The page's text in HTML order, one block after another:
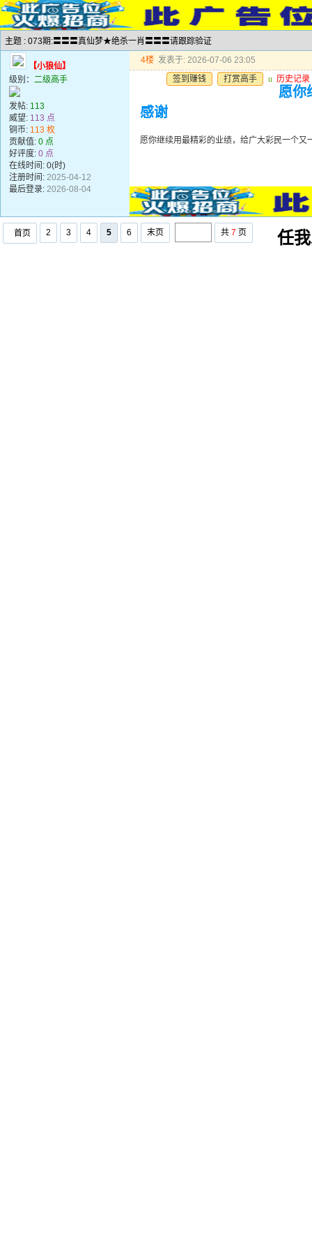
主题 : 073期:〓〓〓真仙梦★绝杀一肖〓〓〓请跟踪验证
【小狼仙】
级别： 二级高手
发帖: 113
威望: 113 点
铜币: 113 枚
贡献值: 0 点
好评度: 0 点
在线时间: 0(时)
注册时间: 2025-04-12
最后登录: 2026-08-04
4楼 发表于: 2026-07-06 23:05
签到赚钱
打赏高手 u 历史记录
愿你
感谢
愿你继续用最精彩的业绩，给广大彩民一个又
首页 2 3 4 5 6 末页 共 7 页 任我